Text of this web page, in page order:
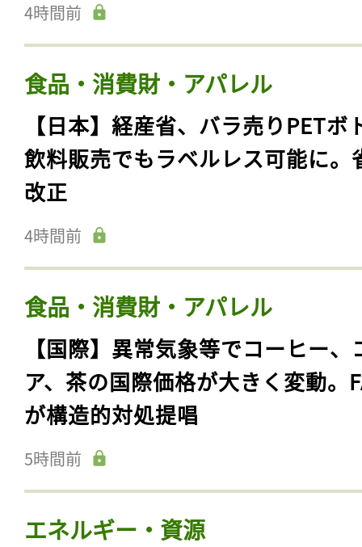
4時間前
食品・消費財・アパレル
【日本】経産省、バラ売りPETボ
飲料販売でもラベルレス可能に。
改正
4時間前
食品・消費財・アパレル
【国際】異常気象等でコーヒー、
ア、茶の国際価格が大きく変動。
が構造的対処提唱
5時間前
エネルギー・資源